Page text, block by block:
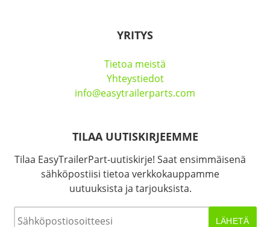
YRITYS
Tietoa meistä
Yhteystiedot
info@easytrailerparts.com
TILAA UUTISKIRJEEMME
Tilaa EasyTrailerPart-uutiskirje! Saat ensimmäisenä
sähköpostiisi tietoa verkkokauppamme
uutuuksista ja tarjouksista.